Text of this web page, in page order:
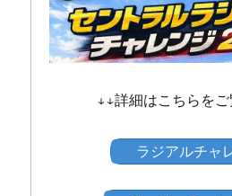
↓↓詳細はこちらを
ラジアルチャ